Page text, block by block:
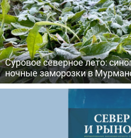
Суровое северное лето:
ночные заморозки в